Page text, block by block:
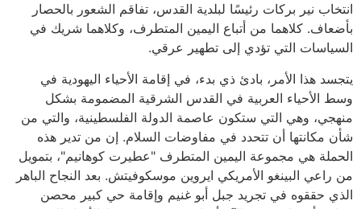
انتخاب نير بركات رئيسًا لبلدية القدس، تفاقم الشعور بالحصار
بأضعاف. كلاهما من أتباع اليمين المتطرف، وكلاهما شريك في
السياسات التي تؤدي إلى تطهير عرقي.
يتجسد هذا الأمر، بادئ ذي بدء، في إقامة الأحياء اليهودية في
وسط الأحياء العربية في القدس الشرقية المضمومة بشكل
منهجي، وهي التي ستكون عاصمة الدولة الفلسطينية، والتي من
شأن مكانتها أن تتحدد في مفاوضات السلام. إن من تدير هذه
الحملة هي مجموعة اليمين المتطرف "عطيرت كوهانيم"، بتمويل
من راعي البينغو الأمريكي ايروين موسكوفيتش. بعد النجاح الباهر
الذي حققوه في تجريد جبل أبو غنيم وإقامة حي كبير محصن